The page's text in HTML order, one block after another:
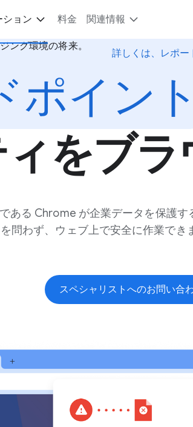
ション 料金 関連情報
ング環境の将来。
詳しくは、レポー
ポイント
をブラ
ある Chrome が企業データを保護す
問わず、ウェブ上で安全に作業でき
スペシャリストへのお問い合